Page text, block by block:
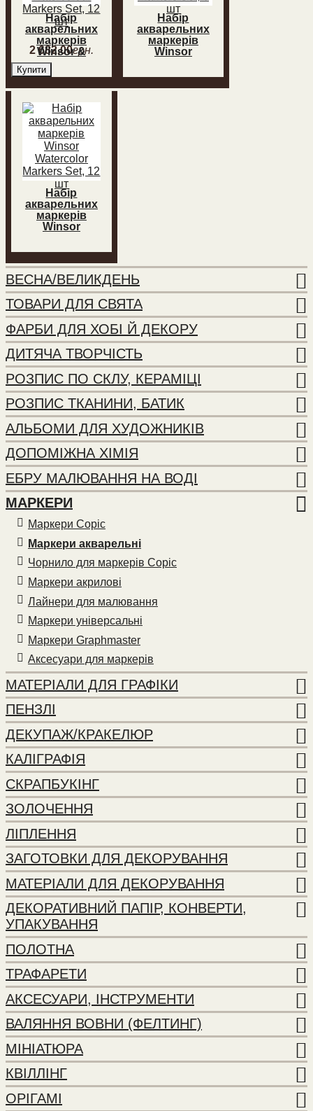
Набір
акварельних
маркерів
Winsor &
Newton
Watercolour
2 682,00грн.
Купити
Набір
акварельних
маркерів
Winsor
Набір
акварельних
маркерів
Winsor
ВЕСНА/ВЕЛИКДЕНЬ
ТОВАРИ ДЛЯ СВЯТА
ФАРБИ ДЛЯ ХОБІ Й ДЕКОРУ
ДИТЯЧА ТВОРЧІСТЬ
РОЗПИС ПО СКЛУ, КЕРАМІЦІ
РОЗПИС ТКАНИНИ, БАТИК
АЛЬБОМИ ДЛЯ ХУДОЖНИКІВ
ДОПОМІЖНА ХІМІЯ
ЕБРУ МАЛЮВАННЯ НА ВОДІ
МАРКЕРИ
Маркери Copic
Маркери акварельні
Чорнило для маркерів Copic
Маркери акрилові
Лайнери для малювання
Маркери універсальні
Маркери Graphmaster
Аксесуари для маркерів
МАТЕРІАЛИ ДЛЯ ГРАФІКИ
ПЕНЗЛІ
ДЕКУПАЖ/КРАКЕЛЮР
КАЛІГРАФІЯ
СКРАПБУКІНГ
ЗОЛОЧЕННЯ
ЛІПЛЕННЯ
ЗАГОТОВКИ ДЛЯ ДЕКОРУВАННЯ
МАТЕРІАЛИ ДЛЯ ДЕКОРУВАННЯ
ДЕКОРАТИВНИЙ ПАПІР, КОНВЕРТИ,
УПАКУВАННЯ
ПОЛОТНА
ТРАФАРЕТИ
АКСЕСУАРИ, ІНСТРУМЕНТИ
ВАЛЯННЯ ВОВНИ (ФЕЛТИНГ)
МІНІАТЮРА
КВІЛЛІНГ
ОРІГАМІ